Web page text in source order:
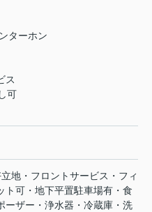
ターホン
ス
可
地・フロントサービス・フィ
ト可・地下平置駐車場有・食
ーザー・浄水器・冷蔵庫・洗